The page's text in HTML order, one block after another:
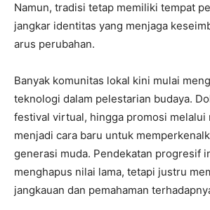
Namun, tradisi tetap memiliki tempat
jangkar identitas yang menjaga
arus perubahan.
Banyak komunitas lokal kini mulai
teknologi dalam pelestarian budaya.
festival virtual, hingga promosi melalui
menjadi cara baru untuk
generasi muda. Pendekatan progresif
menghapus nilai lama, tetapi justru
jangkauan dan pemahaman